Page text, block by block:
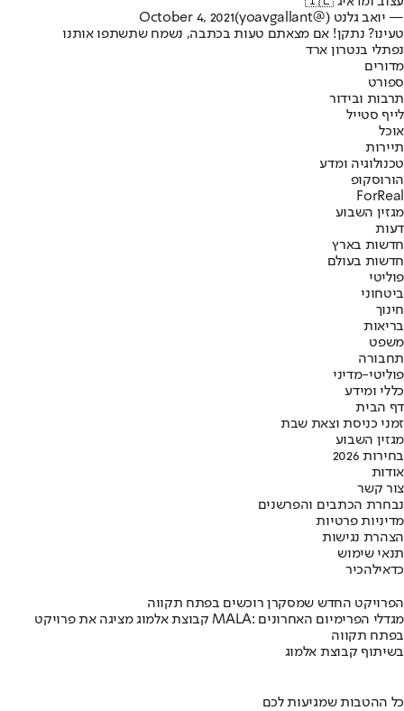
— יואב גלנט (@yoavgallant)
October 4, 2021
טעינו? נתקן! אם מצאתם טעות בכתבה, נשמח שתשתפו אותנו
נפתלי בנטרון ארד
מדורים
ספורט
תרבות ובידור
לייף סטייל
אוכל
תיירות
טכנולוגיה ומדע
הורוסקופ
ForReal
מגזין השבוע
דעות
חדשות בארץ
חדשות בעולם
פוליטי
ביטחוני
חינוך
בריאות
משפט
תחבורה
פוליטי-מדיני
כללי ומידע
דף הבית
זמני כניסת וצאת שבת
מגזין השבוע
בחירות 2026
אודות
צור קשר
נבחרת הכתבים והפרשנים
מדיניות פרטיות
הצהרת נגישות
תנאי שימוש
כדאילהכיר
הפרויקט החדש שמסקרן רוכשים בפתח תקווה
קבוצת אלמוג מציגה את פרויקט MALA: מגדלי הפרימיום האחרונים
בפתח תקווה
בשיתוף קבוצת אלמוג
כל ההטבות שמגיעות לכם